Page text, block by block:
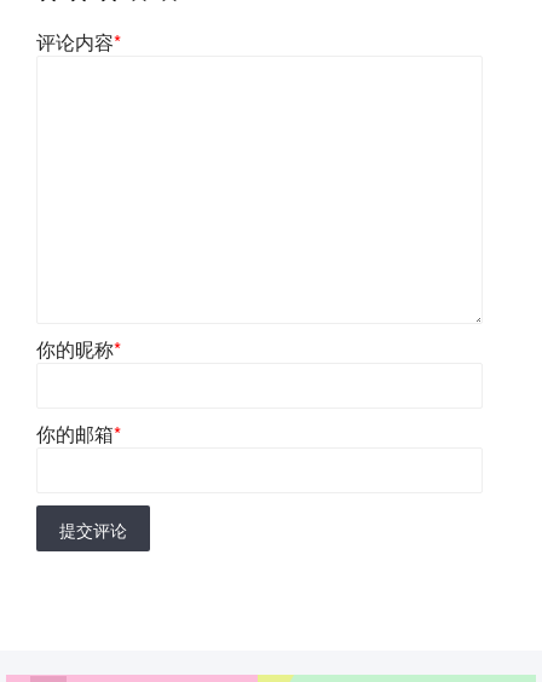
评论内容*
你的昵称*
你的邮箱*
提交评论